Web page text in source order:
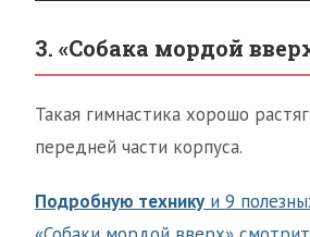
3. «Собака мордой
Такая гимнастика хорошо
передней части корпуса.
Подробную технику и 9